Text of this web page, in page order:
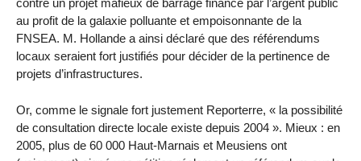
contre un projet mafieux de barrage financé par l’argent public
au profit de la galaxie polluante et empoisonnante de la
FNSEA. M. Hollande a ainsi déclaré que des référendums
locaux seraient fort justifiés pour décider de la pertinence de
projets d’infrastructures.
Or, comme le signale fort justement Reporterre, « la possibilité
de consultation directe locale existe depuis 2004 ». Mieux : en
2005, plus de 60 000 Haut-Marnais et Meusiens ont